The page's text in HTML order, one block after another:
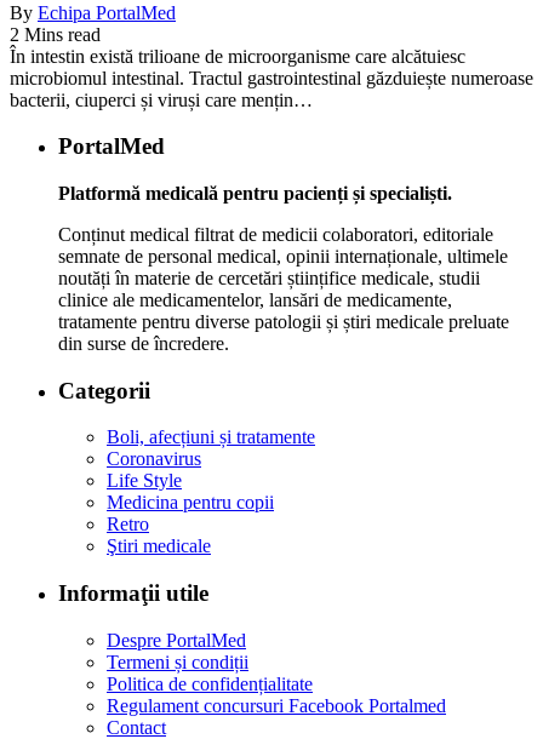
By Echipa PortalMed
2 Mins read
În intestin există trilioane de microorganisme care alcătuiesc
microbiomul intestinal. Tractul gastrointestinal găzduiește numeroase
bacterii, ciuperci și viruși care mențin…
PortalMed
Platformă medicală pentru pacienți și specialiști.
Conținut medical filtrat de medicii colaboratori, editoriale
semnate de personal medical, opinii internaționale, ultimele
noutăți în materie de cercetări științifice medicale, studii
clinice ale medicamentelor, lansări de medicamente,
tratamente pentru diverse patologii și știri medicale preluate
din surse de încredere.
Categorii
Boli, afecțiuni și tratamente
Coronavirus
Life Style
Medicina pentru copii
Retro
Ştiri medicale
Informaţii utile
Despre PortalMed
Termeni și condiții
Politica de confidențialitate
Regulament concursuri Facebook Portalmed
Contact